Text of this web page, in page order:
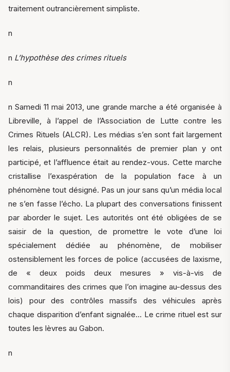
traitement outrancièrement simpliste.
n
n L’hypothèse des crimes rituels
n
n Samedi 11 mai 2013, une grande marche a été organisée à
Libreville, à l’appel de l’Association de Lutte contre les
Crimes Rituels (ALCR). Les médias s’en sont fait largement
les relais, plusieurs personnalités de premier plan y ont
participé, et l’affluence était au rendez-vous. Cette marche
cristallise l’exaspération de la population face à un
phénomène tout désigné. Pas un jour sans qu’un média local
ne s’en fasse l’écho. La plupart des conversations finissent
par aborder le sujet. Les autorités ont été obligées de se
saisir de la question, de promettre le vote d’une loi
spécialement dédiée au phénomène, de mobiliser
ostensiblement les forces de police (accusées de laxisme,
de « deux poids deux mesures » vis-à-vis de
commanditaires des crimes que l’on imagine au-dessus des
lois) pour des contrôles massifs des véhicules après
chaque disparition d’enfant signalée… Le crime rituel est sur
toutes les lèvres au Gabon.
n